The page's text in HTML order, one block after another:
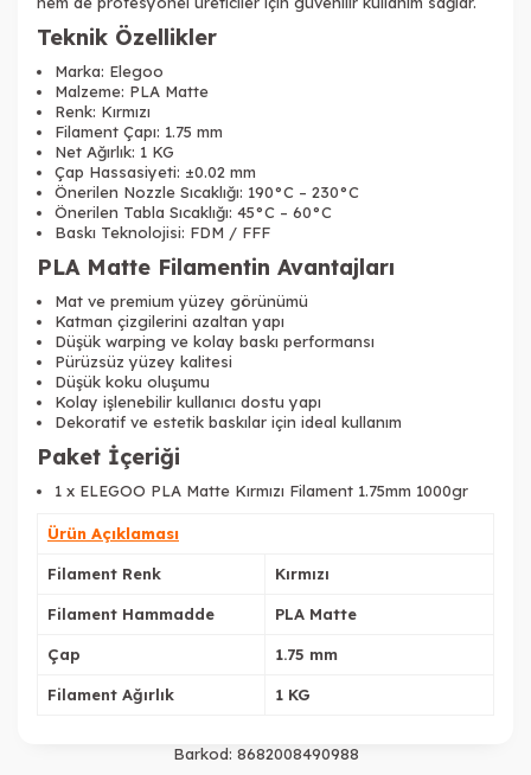
Teknik Özellikler
Marka: Elegoo
Malzeme: PLA Matte
Renk: Kırmızı
Filament Çapı: 1.75 mm
Net Ağırlık: 1 KG
Çap Hassasiyeti: ±0.02 mm
Önerilen Nozzle Sıcaklığı: 190°C – 230°C
Önerilen Tabla Sıcaklığı: 45°C – 60°C
Baskı Teknolojisi: FDM / FFF
PLA Matte Filamentin Avantajları
Mat ve premium yüzey görünümü
Katman çizgilerini azaltan yapı
Düşük warping ve kolay baskı performansı
Pürüzsüz yüzey kalitesi
Düşük koku oluşumu
Kolay işlenebilir kullanıcı dostu yapı
Dekoratif ve estetik baskılar için ideal kullanım
Paket İçeriği
1 x ELEGOO PLA Matte Kırmızı Filament 1.75mm 1000gr
Ürün Açıklaması
Filament Renk Kırmızı
Filament Hammadde PLA Matte
Çap 1.75 mm
Filament Ağırlık 1 KG
Barkod: 8682008490988